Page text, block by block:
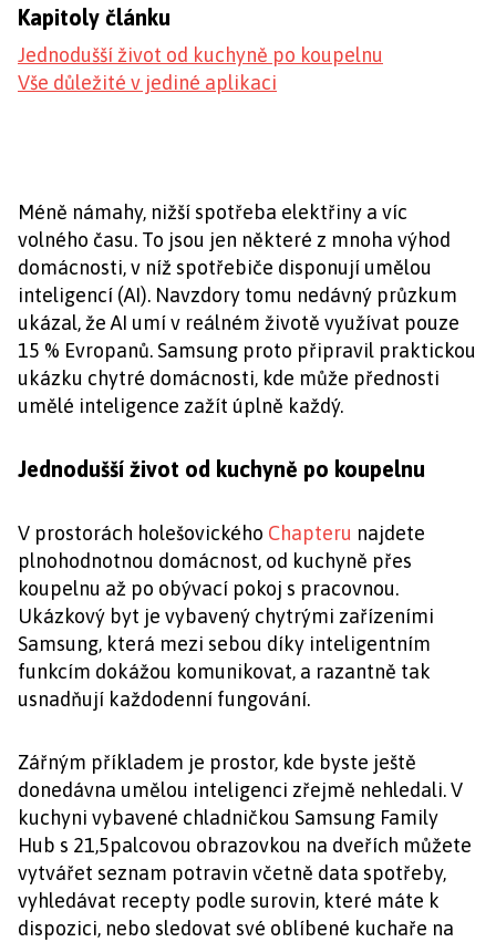
Kapitoly článku
Jednodušší život od kuchyně po koupelnu
Vše důležité v jediné aplikaci
Méně námahy, nižší spotřeba elektřiny a víc
volného času. To jsou jen některé z mnoha výhod
domácnosti, v níž spotřebiče disponují umělou
inteligencí (AI). Navzdory tomu nedávný průzkum
ukázal, že AI umí v reálném životě využívat pouze
15 % Evropanů. Samsung proto připravil praktickou
ukázku chytré domácnosti, kde může přednosti
umělé inteligence zažít úplně každý.
Jednodušší život od kuchyně po koupelnu
V prostorách holešovického Chapteru najdete
plnohodnotnou domácnost, od kuchyně přes
koupelnu až po obývací pokoj s pracovnou.
Ukázkový byt je vybavený chytrými zařízeními
Samsung, která mezi sebou díky inteligentním
funkcím dokážou komunikovat, a razantně tak
usnadňují každodenní fungování.
Zářným příkladem je prostor, kde byste ještě
donedávna umělou inteligenci zřejmě nehledali. V
kuchyni vybavené chladničkou Samsung Family
Hub s 21,5palcovou obrazovkou na dveřích můžete
vytvářet seznam potravin včetně data spotřeby,
vyhledávat recepty podle surovin, které máte k
dispozici, nebo sledovat své oblíbené kuchaře na